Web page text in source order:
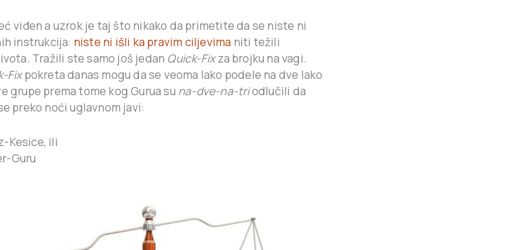
viđen a uzrok je taj što nikako da primetite da se niste ni
instrukcija: niste ni išli ka pravim ciljevima niti težili
Tražili ste samo još jedan Quick-Fixza brojku na vagi.
Fixpokreta danas mogu da se veoma lako podele na dve lako
grupe prema tome kog Gurua su na-dve-na-triodlučili da
preko noći uglavnom javi:
Kesice, ili
Guru